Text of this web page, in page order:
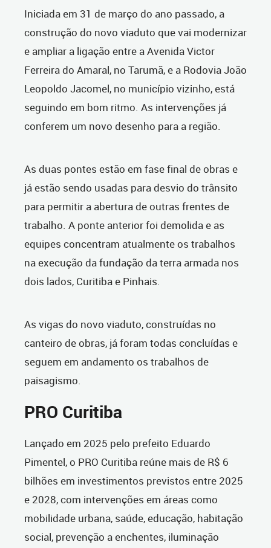
Iniciada em 31 de março do ano passado, a
construção do novo viaduto que vai modernizar
e ampliar a ligação entre a Avenida Victor
Ferreira do Amaral, no Tarumã, e a Rodovia João
Leopoldo Jacomel, no município vizinho, está
seguindo em bom ritmo. As intervenções já
conferem um novo desenho para a região.
As duas pontes estão em fase final de obras e
já estão sendo usadas para desvio do trânsito
para permitir a abertura de outras frentes de
trabalho. A ponte anterior foi demolida e as
equipes concentram atualmente os trabalhos
na execução da fundação da terra armada nos
dois lados, Curitiba e Pinhais.
As vigas do novo viaduto, construídas no
canteiro de obras, já foram todas concluídas e
seguem em andamento os trabalhos de
paisagismo.
PRO Curitiba
Lançado em 2025 pelo prefeito Eduardo
Pimentel, o PRO Curitiba reúne mais de R$ 6
bilhões em investimentos previstos entre 2025
e 2028, com intervenções em áreas como
mobilidade urbana, saúde, educação, habitação
social, prevenção a enchentes, iluminação